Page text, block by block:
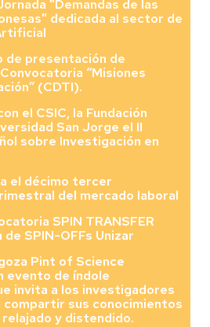
"Demandas de las
dedicada al sector de
de presentación de
“Misiones
(CDTI).
el CSIC, la Fundación
San Jorge el II
sobre Investigación en
el décimo tercer
del mercado laboral
SPIN TRANSFER
SPIN-OFFs Unizar
Pint of Science
evento de índole
invita a los investigadores
compartir sus conocimientos
y distendido.